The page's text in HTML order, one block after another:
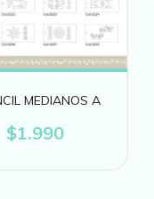
MEDIANOS A
$1.990